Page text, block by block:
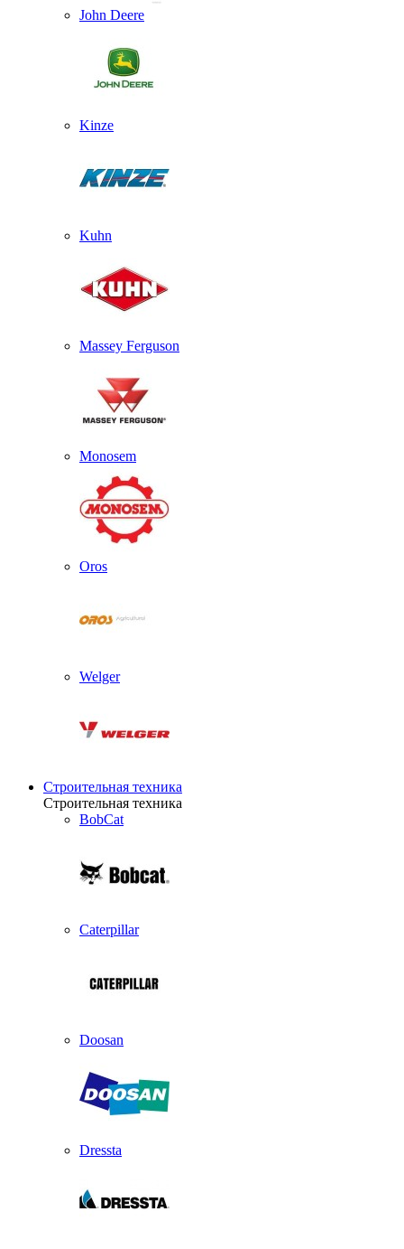
John Deere
Kinze
Kuhn
Massey Ferguson
Monosem
Oros
Welger
Строительная техника
Строительная техника
BobCat
Caterpillar
Doosan
Dressta